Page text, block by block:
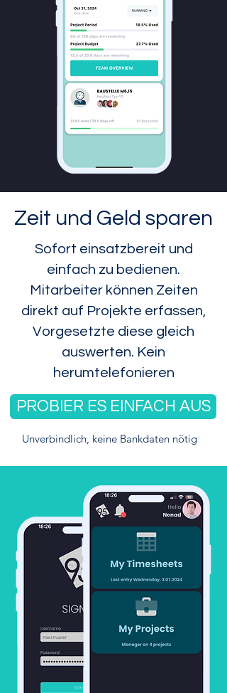
Zeit und Geld sparen
Sofort einsatzbereit und
einfach zu bedienen.
Mitarbeiter können Zeiten
direkt auf Projekte erfassen,
Vorgesetzte diese gleich
auswerten. Kein
herumtelefonieren
PROBIER ES EINFACH AUS
Unverbindlich, keine Bankdaten nötig